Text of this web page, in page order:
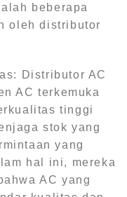
beberapa
oleh distributor
Distributor AC
AC terkemuka
tinggi
stok yang
yang
hal ini, mereka
AC yang